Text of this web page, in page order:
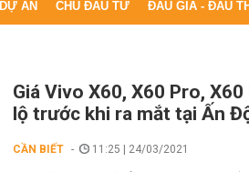
DỰ ÁN CHỦ ĐẦU TƯ ĐẤU GIÁ - ĐẤU
Giá Vivo X60, X60 Pro,
lộ trước khi ra mắt tại Ấn
CẦN BIẾT 11:25 | 24/03/2021